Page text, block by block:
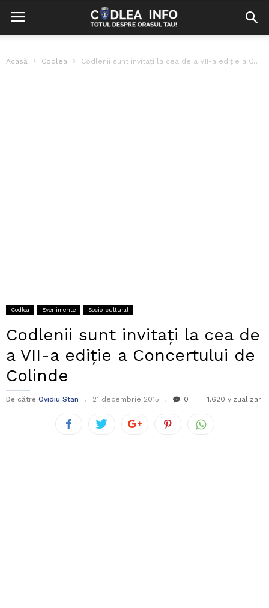
Acasă Codlea Codlenii sunt invitați la cea de a VII-a ediție a Concertului de...
Codlea Evenimente Socio-cultural
Codlenii sunt invitați la cea de
a VII-a ediție a Concertului de
Colinde
De către Ovidiu Stan 21 decembrie 2015 0 1.620 vizualizari